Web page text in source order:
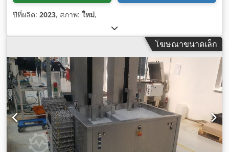
ปีที่ผลิต: 2023, สภาพ: ใหม่,
โฆษณาขนาดเล็ก